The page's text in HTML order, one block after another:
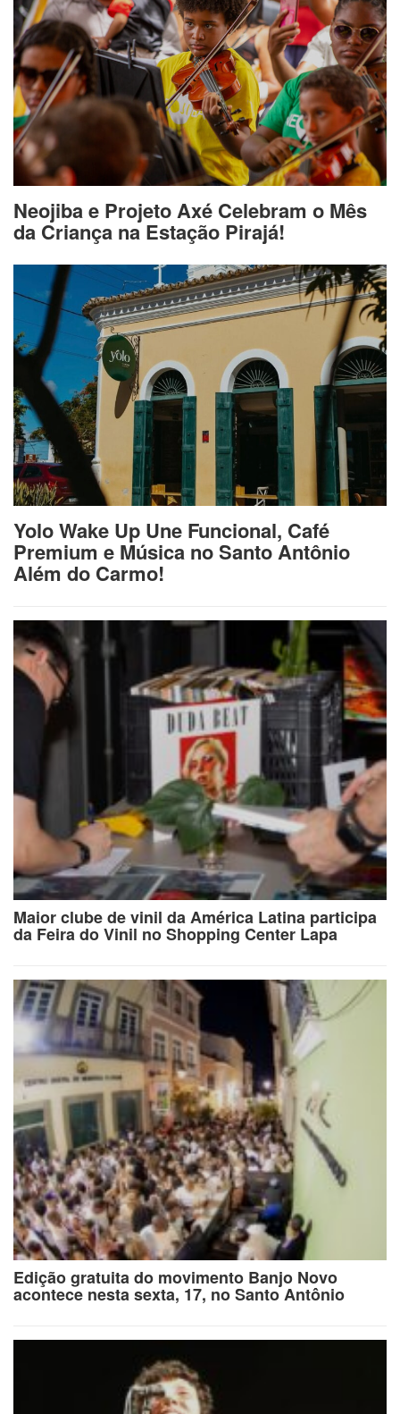
Neojiba e Projeto Axé Celebram o Mês
da Criança na Estação Pirajá!
Yolo Wake Up Une Funcional, Café
Premium e Música no Santo Antônio
Além do Carmo!
Maior clube de vinil da América Latina participa
da Feira do Vinil no Shopping Center Lapa
Edição gratuita do movimento Banjo Novo
acontece nesta sexta, 17, no Santo Antônio